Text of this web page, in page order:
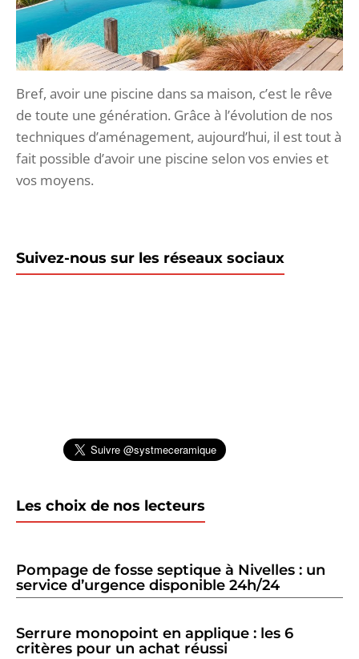
Bref, avoir une piscine dans sa maison, c’est le rêve
de toute une génération. Grâce à l’évolution de nos
techniques d’aménagement, aujourd’hui, il est tout à
fait possible d’avoir une piscine selon vos envies et
vos moyens.
Suivez-nous sur les réseaux sociaux
Les choix de nos lecteurs
Pompage de fosse septique à Nivelles : un
service d’urgence disponible 24h/24
Serrure monopoint en applique : les 6
critères pour un achat réussi